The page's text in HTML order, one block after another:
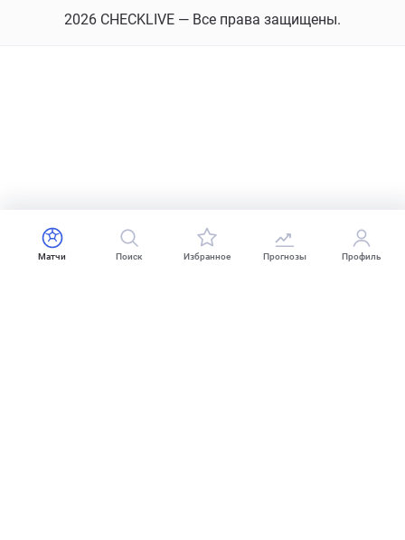
2026 CHECKLIVE — Все права защищены.
Матчи Поиск Избранное Прогнозы Профиль